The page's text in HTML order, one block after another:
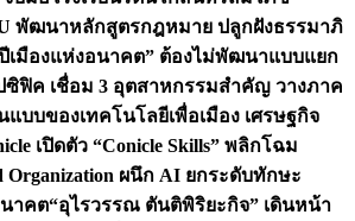
พัฒนาหลักสูตรกฎหมาย ปลูกฝังธรรมาภิ
เมืองแห่งอนาคต” ต้องไม่พัฒนาแบบแยก
ซิฟิค เชื่อม 3 อุตสาหกรรมสำคัญ วางภาค
บบของเทคโนโลยีเพื่อเมือง เศรษฐกิจ
เปิดตัว “Conicle Skills” พลิกโฉม
Organization ผนึก AI ยกระดับทักษะ
าคต“อุไรวรรณ ตันติพิริยะกิจ” เดินหน้า